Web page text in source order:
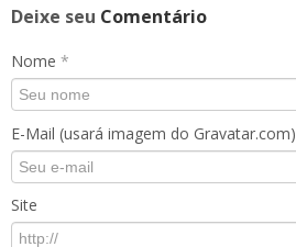
Deixe seu Comentário
Nome *
E-Mail (usará imagem do Gravatar.com)
Site